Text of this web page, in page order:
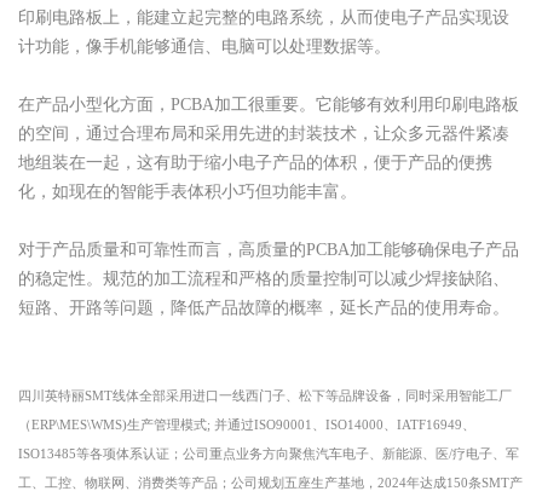
印刷电路板上，能建立起完整的电路系统，从而使电子产品实现设
计功能，像手机能够通信、电脑可以处理数据等。
在产品小型化方面， PCBA加工很重要。它能够有效利用印刷电路板
的空间，通过合理布局和采用先进的封装技术，让众多元器件紧凑
地组装在一起，这有助于缩小电子产品的体积，便于产品的便携
化，如现在的智能手表体积小巧但功能丰富。
对于产品质量和可靠性而言，高质量的PCBA加工能够确保电子产品
的稳定性。规范的加工流程和严格的质量控制可以减少焊接缺陷、
短路、开路等问题，降低产品故障的概率，延长产品的使用寿命。
四川 英特丽SMT线体全部采用进口一线西门子、松下等品牌设备，同时采用智能工厂
（ERP\MES\WMS)生产管理模式; 并通过ISO90001、ISO14000、IATF16949、
ISO13485等各项体系认证；公司重点业务方向聚焦汽车电子、新能源、医/疗电子、军
工、工控、物联网、消费类等产品；公司规划五座生产基地， 2024年达成150条SMT产